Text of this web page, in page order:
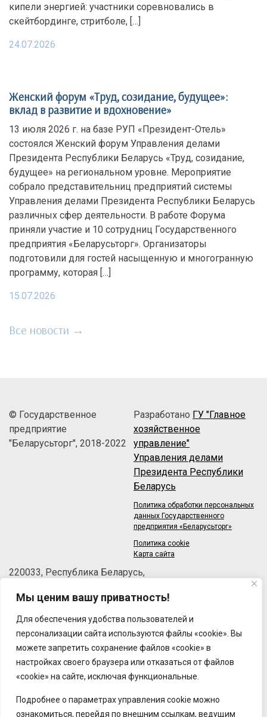
Мы ценим вашу приватность!
Для обеспечения удобства пользователей и
персонализации сайта используются файлы «cookie». Вы
можете запретить сохранение файлов «cookie» в
настройках своего браузера или отказаться от файлов
«cookie» на сайте, исключая функциональные.
Подробнее о параметрах управления cookie можно
ознакомиться, перейдя по внешним ссылкам, ведущим
кипели энергией: участники соревновались в
скейтбординге, стритболе, […]
24.07.2026
Женский форум «Труд, созидание, будущее»:
вклад в развитие и вдохновение»
13 июля 2026 г. на базе РУП «Президент-Отель»
состоялся Женский форум Управления делами
Президента Республики Беларусь «Труд, созидание,
будущее» на региональном уровне. Мероприятие
собрало представительниц предприятий системы
Управления делами Президента Республики Беларусь
различных сфер деятельности. В работе Форума
приняли участие и 10 сотрудниц Государственного
предприятия «Беларусьторг». Организаторы
подготовили для гостей насыщенную и многогранную
программу, которая […]
15.07.2026
Все новости →
© Государственное
предприятие
"Беларусьторг", 2018-2022
Разработано ГУ "Главное
хозяйственное
управление"
Управления делами
Президента Республики
Беларусь
Политика обработки персональных
данных Государственного
предприятия «Беларусьторг»
Политика cookie
Карта сайта
220033, Республика Беларусь,
Телефон: +375 (17) 215-63-33
Факс: +375 (17) 270-30-50
Email:brt@brt.by